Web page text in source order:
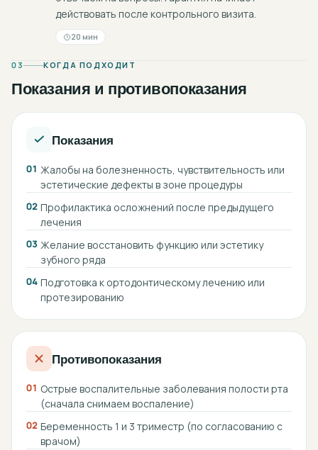
действовать после контрольного визита.
20 мин
03 КОГДА ПОДХОДИТ
Показания и противопоказания
Показания
01 Жалобы на болезненность, чувствительность или
эстетические дефекты в зоне процедуры
02 Профилактика осложнений после предыдущего
лечения
03 Желание восстановить функцию или эстетику
зубного ряда
04 Подготовка к ортодонтическому лечению или
протезированию
Противопоказания
01 Острые воспалительные заболевания полости рта
(сначала снимаем воспаление)
02 Беременность 1 и 3 триместр (по согласованию с
врачом)